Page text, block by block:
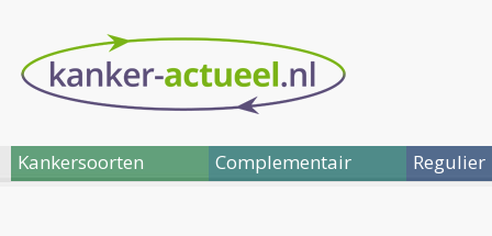
Kankersoorten Complementair Regulier